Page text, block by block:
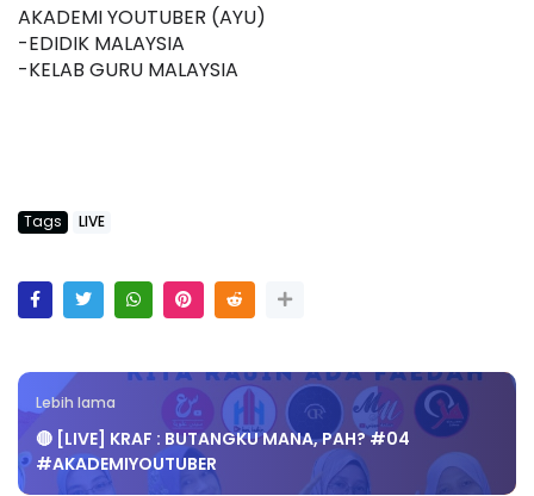
AKADEMI YOUTUBER (AYU)
-EDIDIK MALAYSIA
-KELAB GURU MALAYSIA
Tags LIVE
Lebih lama
🔴 [LIVE] KRAF : BUTANGKU MANA, PAH? #04
#AKADEMIYOUTUBER